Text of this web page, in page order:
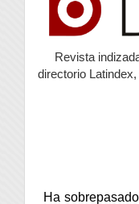
Revista
directorio Latindex,